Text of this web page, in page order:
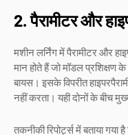
2. पैरामीटर और
मशीन लर्निंग में पैरामीटर और
मान होते हैं जो मॉडल
बायस। इसके विपरीत
नहीं करता। यही दोनों के बीच
तकनीकी रिपोर्ट्स में बताया